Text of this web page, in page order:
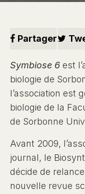
Partager
Symbiose 6 est
biologie de
l’association est
biologie de la
de Sorbonne
Avant 2009,
journal, le
décide de
nouvelle revue